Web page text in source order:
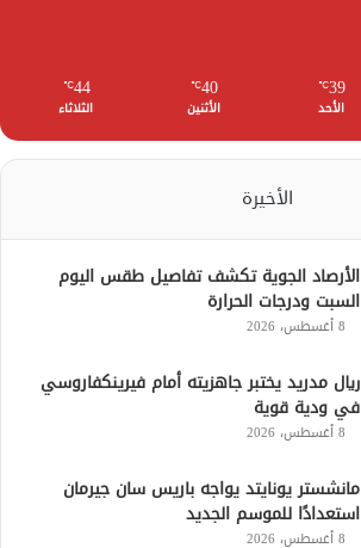
39
℃
الأحد
40
℃
الأثنين
44
℃
الثلاثاء
الأخيرة
الأرصاد الجوية تكشف تفاصيل طقس اليوم
السبت ودرجات الحرارة
8 أغسطس، 2026
ريال مدريد يختبر جاهزيته أمام فيرينكفاروسي
في ودية قوية
8 أغسطس، 2026
مانشستر يونايتد يواجه باريس سان جيرمان
استعدادًا للموسم الجديد
8 أغسطس، 2026